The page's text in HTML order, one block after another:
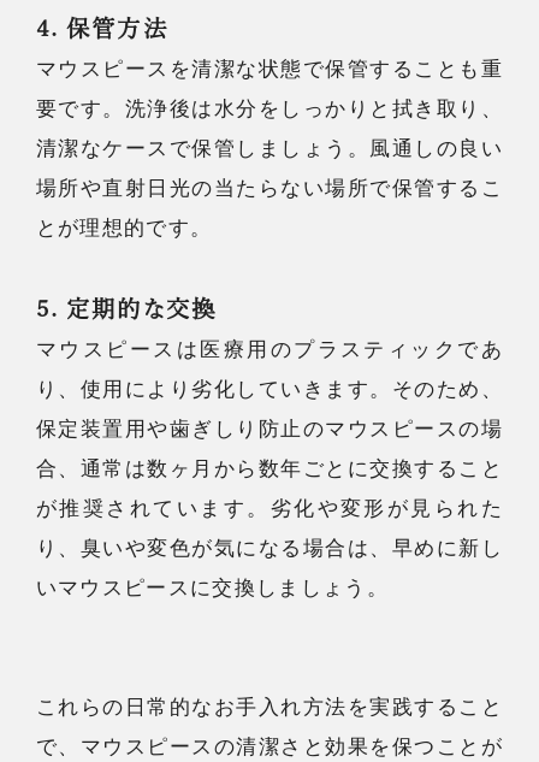
4. 保管方法
マウスピースを清潔な状態で保管することも重
要です。洗浄後は水分をしっかりと拭き取り、
清潔なケースで保管しましょう。風通しの良い
場所や直射日光の当たらない場所で保管するこ
とが理想的です。
5. 定期的な交換
マウスピースは医療用のプラスティックであ
り、使用により劣化していきます。そのため、
保定装置用や歯ぎしり防止のマウスピースの場
合、通常は数ヶ月から数年ごとに交換すること
が推奨されています。劣化や変形が見られた
り、臭いや変色が気になる場合は、早めに新し
いマウスピースに交換しましょう。
これらの日常的なお手入れ方法を実践すること
で、マウスピースの清潔さと効果を保つことが